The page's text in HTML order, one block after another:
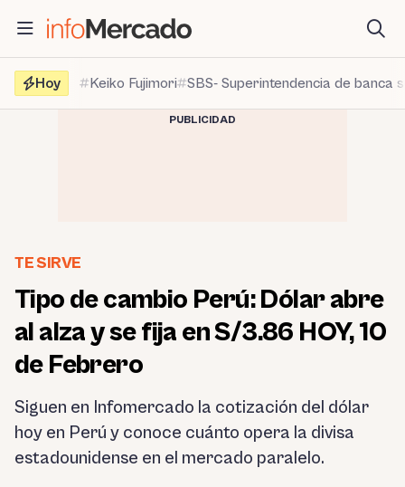
contenido
Hoy
Keiko Fujimori SBS- Superintendencia de banca
PUBLICIDAD
TE SIRVE
Tipo de cambio Perú: Dólar abre
al alza y se fija en S/3.86 HOY, 10
de Febrero
Siguen en Infomercado la cotización del dólar
hoy en Perú y conoce cuánto opera la divisa
estadounidense en el mercado paralelo.